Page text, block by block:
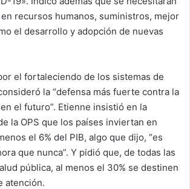
recursos humanos, suministros, mejor
el desarrollo y adopción de nuevas
el fortaleciendo de los sistemas de
la “defensa más fuerte contra la
el futuro”. Etienne insistió en la
la OPS que los países inviertan en
el 6% del PIB, algo que dijo, “es
que nunca”. Y pidió que, de todas las
pública, al menos el 30% se destinen
atención.